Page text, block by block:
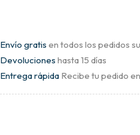
Envío gratis en todos los pedidos
Devoluciones hasta 15 días
Entrega rápida Recibe tu pedido